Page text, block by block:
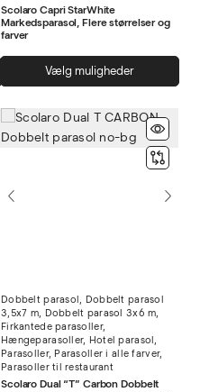
vare
har
flere
varianter.
vælges
Scolaro Capri StarWhite
Markedsparasol, Flere størrelser og
farver
Vælg muligheder
vare
Dobbelt parasol, Dobbelt parasol
3,5x7 m, Dobbelt parasol 3x6 m,
Firkantede parasoller,
Hængeparasoller, Hotel parasol,
Parasoller, Parasoller i alle farver,
Parasoller til restaurant
Scolaro Dual “T” Carbon Dobbelt